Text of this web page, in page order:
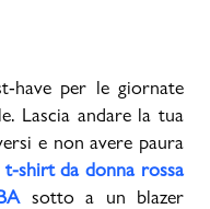
have per le giornate
Lascia andare la tua
e non avere paura
t-shirt da donna rossa
sotto a un blazer